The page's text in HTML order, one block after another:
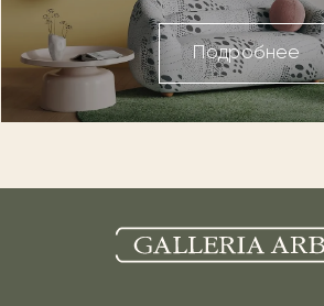
Подробнее